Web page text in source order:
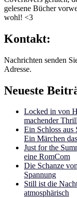
gelesene Bücher
wohl! <3
Kontakt:
Nachrichten senden
Adresse.
Neueste
Locked in von
machender
Ein Schloss
Ein Märchen
Just for the
eine RomCom
Die Schanze
Spannung
Still ist die
atmosphärisch